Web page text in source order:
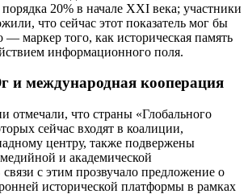
20% в начале XXI века; участники
что сейчас этот показатель мог бы
маркер того, как историческая память
информационного поля.
и международная кооперация
отмечали, что страны «Глобального
сейчас входят в коалиции,
центру, также подвержены
и академической
с этим прозвучало предложение о
исторической платформы в рамках